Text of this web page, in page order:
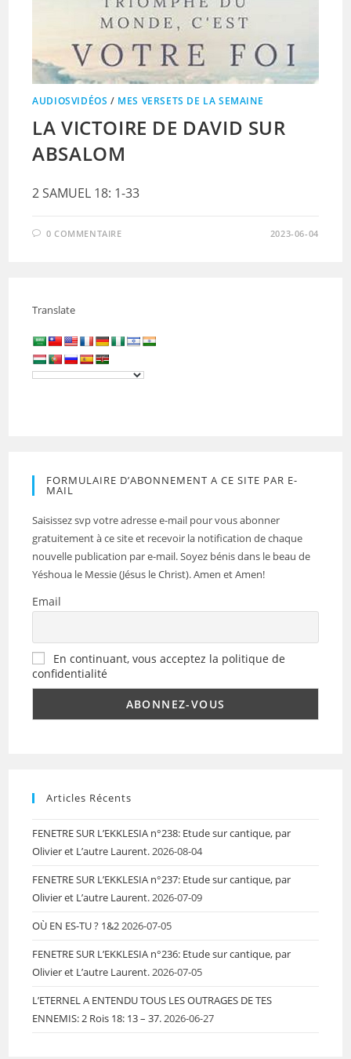
AUDIOSVIDÉOS / MES VERSETS DE LA SEMAINE
LA VICTOIRE DE DAVID SUR
ABSALOM
2 SAMUEL 18: 1-33
0 COMMENTAIRE 2023-06-04
Translate
FORMULAIRE D’ABONNEMENT A CE SITE PAR E-
MAIL
Saisissez svp votre adresse e-mail pour vous abonner
gratuitement à ce site et recevoir la notification de chaque
nouvelle publication par e-mail. Soyez bénis dans le beau de
Yéshoua le Messie (Jésus le Christ). Amen et Amen!
Email
En continuant, vous acceptez la politique de
confidentialité
Articles Récents
FENETRE SUR L’EKKLESIA n°238: Etude sur cantique, par
Olivier et L’autre Laurent. 2026-08-04
FENETRE SUR L’EKKLESIA n°237: Etude sur cantique, par
Olivier et L’autre Laurent. 2026-07-09
OÙ EN ES-TU ? 1&2 2026-07-05
FENETRE SUR L’EKKLESIA n°236: Etude sur cantique, par
Olivier et L’autre Laurent. 2026-07-05
L’ETERNEL A ENTENDU TOUS LES OUTRAGES DE TES
ENNEMIS: 2 Rois 18: 13 – 37. 2026-06-27